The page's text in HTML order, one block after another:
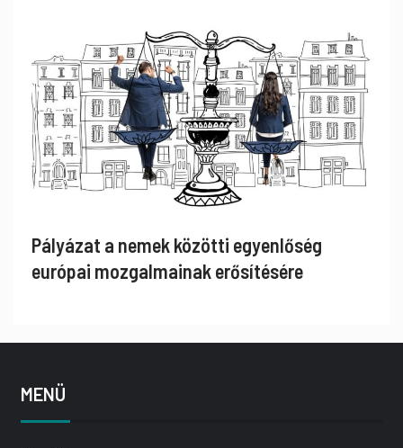
Pályázat a nemek közötti egyenlőség
európai mozgalmainak erősítésére
MENÜ